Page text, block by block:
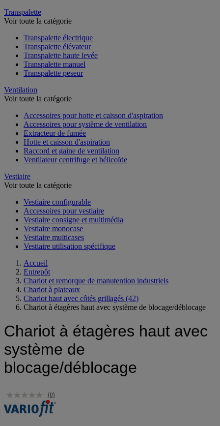
Transpalette
Voir toute la catégorie
Transpalette électrique
Transpalette élévateur
Transpalette haute levée
Transpalette manuel
Transpalette peseur
Ventilation
Voir toute la catégorie
Accessoires pour hotte et caisson d'aspiration
Accessoires pour système de ventilation
Extracteur de fumée
Hotte et caisson d'aspiration
Raccord et gaine de ventilation
Ventilateur centrifuge et hélicoïde
Vestiaire
Voir toute la catégorie
Vestiaire configurable
Accessoires pour vestiaire
Vestiaire consigne et multimédia
Vestiaire monocase
Vestiaire multicases
Vestiaire utilisation spécifique
Accueil
Entrepôt
Chariot et remorque de manutention industriels
Chariot à plateaux
Chariot haut avec côtés grillagés (42)
Chariot à étagères haut avec système de blocage/déblocage
Chariot à étagères haut avec
système de
blocage/déblocage
(0)